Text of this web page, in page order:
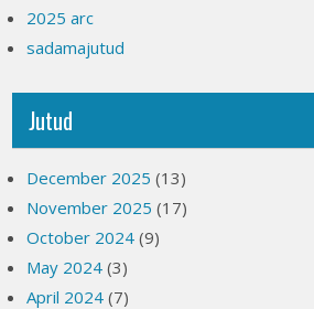
2025 arc
sadamajutud
Jutud
December 2025 (13)
November 2025 (17)
October 2024 (9)
May 2024 (3)
April 2024 (7)